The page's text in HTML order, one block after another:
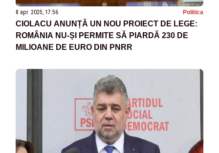
8 apr. 2025, 17:56 Politica
CIOLACU ANUNȚĂ UN NOU PROIECT DE LEGE:
ROMÂNIA NU-ȘI PERMITE SĂ PIARDĂ 230 DE
MILIOANE DE EURO DIN PNRR